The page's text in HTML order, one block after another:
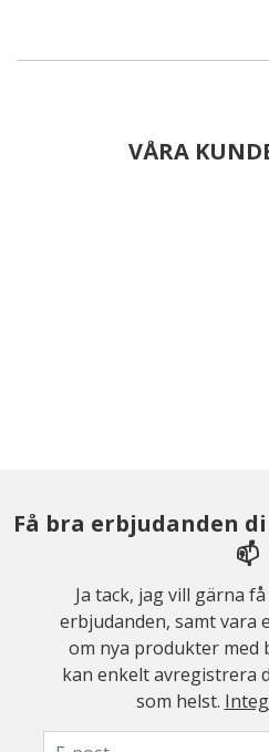
VÅRA
Få bra erbjudanden
📫
Ja tack, jag vill gärna
erbjudanden, samt vara
om nya produkter med
kan enkelt avregistrera
som helst.